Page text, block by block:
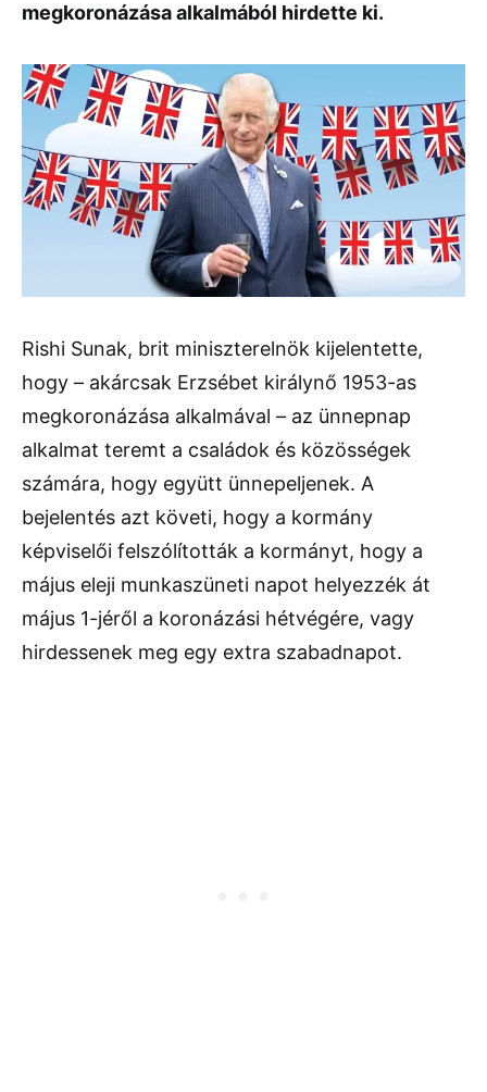
megkoronázása alkalmából hirdette ki.
Rishi Sunak, brit miniszterelnök kijelentette,
hogy – akárcsak Erzsébet királynő 1953-as
megkoronázása alkalmával – az ünnepnap
alkalmat teremt a családok és közösségek
számára, hogy együtt ünnepeljenek. A
bejelentés azt követi, hogy a kormány
képviselői felszólították a kormányt, hogy a
május eleji munkaszüneti napot helyezzék át
május 1-jéről a koronázási hétvégére, vagy
hirdessenek meg egy extra szabadnapot.